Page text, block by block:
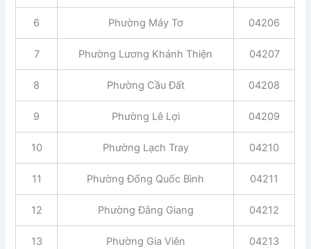
6 Phường Máy Tơ 04206
7 Phường Lương Khánh Thiện 04207
8 Phường Cầu Đất 04208
9 Phường Lê Lợi 04209
10 Phường Lạch Tray 04210
11 Phường Đổng Quốc Bình 04211
12 Phường Đằng Giang 04212
13 Phường Gia Viên 04213